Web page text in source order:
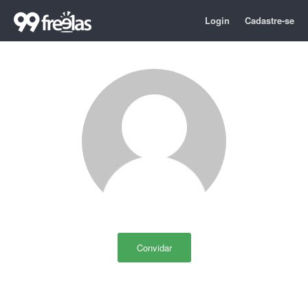
Login Cadastre-se
Convidar